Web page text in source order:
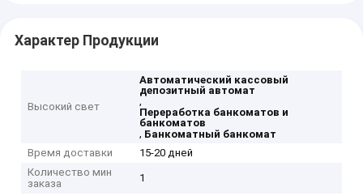
Характер Продукции
Высокий свет
Автоматический кассовый
депозитный автомат
,
Переработка банкоматов и
банкоматов
, Банкоматный банкомат
Время доставки
15-20 дней
Количество мин
заказа
1